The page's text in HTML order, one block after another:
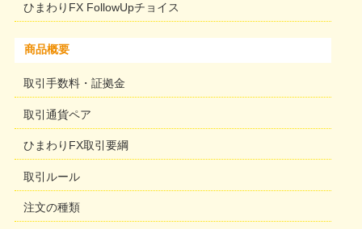
ひまわりFX FollowUpチョイス
商品概要
取引手数料・証拠金
取引通貨ペア
ひまわりFX取引要綱
取引ルール
注文の種類